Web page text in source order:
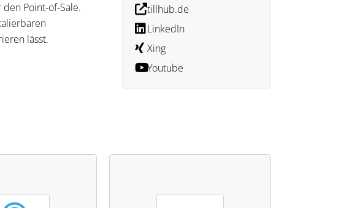
Point-of-Sale.
lässt.
und
tillhub.de
LinkedIn
Xing
Youtube